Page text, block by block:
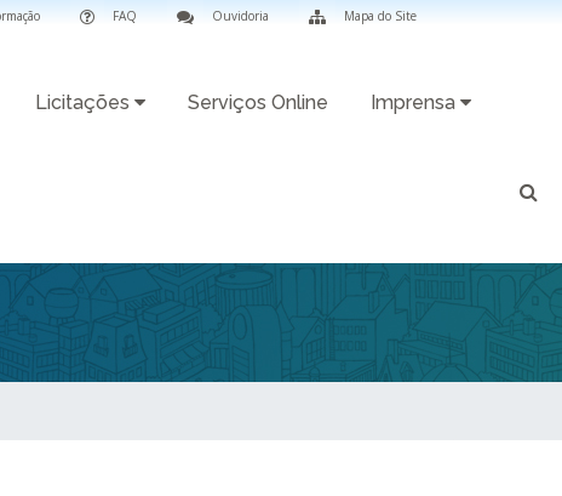
Mapa do Site
Ouvidoria
FAQ
Licitações Serviços Online Imprensa